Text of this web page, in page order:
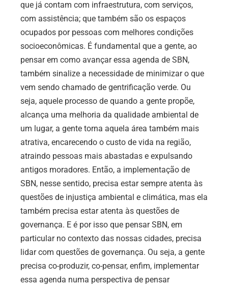
que já contam com infraestrutura, com serviços,
com assistência; que também são os espaços
ocupados por pessoas com melhores condições
socioeconômicas. É fundamental que a gente, ao
pensar em como avançar essa agenda de SBN,
também sinalize a necessidade de minimizar o que
vem sendo chamado de gentrificação verde. Ou
seja, aquele processo de quando a gente propõe,
alcança uma melhoria da qualidade ambiental de
um lugar, a gente torna aquela área também mais
atrativa, encarecendo o custo de vida na região,
atraindo pessoas mais abastadas e expulsando
antigos moradores. Então, a implementação de
SBN, nesse sentido, precisa estar sempre atenta às
questões de injustiça ambiental e climática, mas ela
também precisa estar atenta às questões de
governança. E é por isso que pensar SBN, em
particular no contexto das nossas cidades, precisa
lidar com questões de governança. Ou seja, a gente
precisa co-produzir, co-pensar, enfim, implementar
essa agenda numa perspectiva de pensar